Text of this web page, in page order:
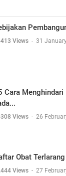
Views - 31
Cara Menghindari
Views - 26
Obat
Views - 27